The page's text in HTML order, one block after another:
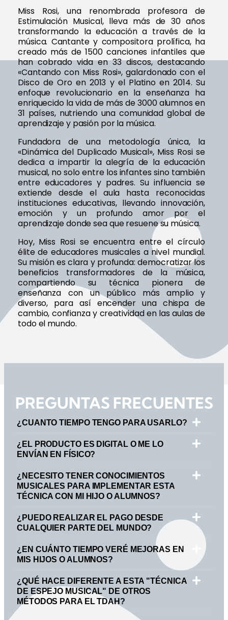
Miss Rosi, una renombrada profesora de
Estimulación Musical, lleva más de 30 años
transformando la educación a través de la
música. Cantante y compositora prolífica, ha
creado más de 1500 canciones infantiles que
han cobrado vida en 33 discos, destacando
«Cantando con Miss Rosi», galardonado con el
Disco de Oro en 2013 y el Platino en 2014. Su
enfoque revolucionario en la enseñanza ha
enriquecido la vida de más de 3000 alumnos en
31 países, nutriendo una comunidad global de
aprendizaje y pasión por la música.
Fundadora de una metodología única, la
«Dinámica del Duplicado Musical», Miss Rosi se
dedica a impartir la alegría de la educación
musical, no solo entre los infantes sino también
entre educadores y padres. Su influencia se
extiende desde el aula hasta reconocidas
instituciones educativas, llevando innovación,
emoción y un profundo amor por el
aprendizaje donde sea que resuene su música.
Hoy, Miss Rosi se encuentra entre el círculo
élite de educadores musicales a nivel mundial.
Su misión es clara y profunda: democratizar los
beneficios transformadores de la música,
compartiendo su técnica pionera de
enseñanza con un público más amplio y
diverso, para así encender una chispa de
cambio, confianza y creatividad en las aulas de
todo el mundo.
PREGUNTAS FRECUENTES
¿CUANTO TIEMPO TENGO PARA USARLO?
¿EL PRODUCTO ES DIGITAL O ME LO
ENVÍAN EN FÍSICO?
¿NECESITO TENER CONOCIMIENTOS
MUSICALES PARA IMPLEMENTAR ESTA
TÉCNICA CON MI HIJO O ALUMNOS?
¿PUEDO REALIZAR EL PAGO DESDE
CUALQUIER PARTE DEL MUNDO?
¿EN CUÁNTO TIEMPO VERÉ MEJORAS EN
MIS HIJOS O ALUMNOS?
¿QUÉ HACE DIFERENTE A ESTA "TÉCNICA
DE ESPEJO MUSICAL" DE OTROS
MÉTODOS PARA EL TDAH?